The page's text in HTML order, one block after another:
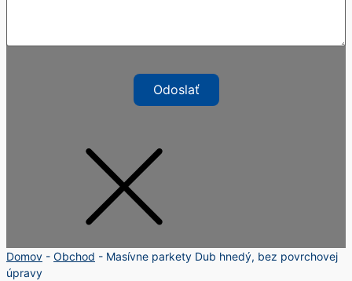
Odoslať
Domov - Obchod - Masívne parkety Dub hnedý, bez povrchovej
úpravy